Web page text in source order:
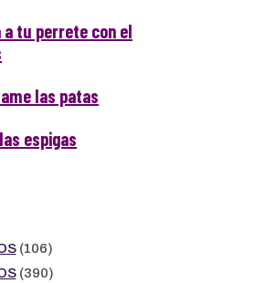
a tu perrete con el
las patas
espigas
(106)
(390)